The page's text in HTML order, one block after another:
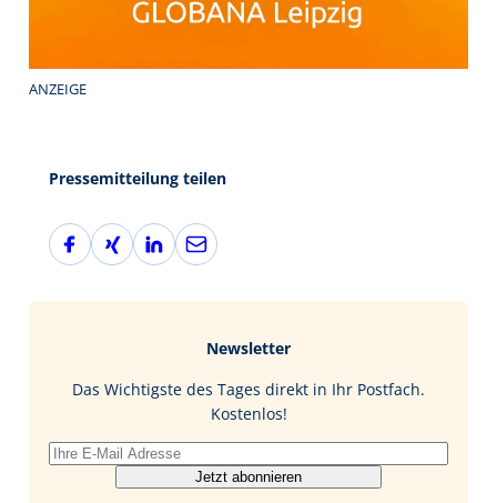
ANZEIGE
Pressemitteilung teilen
F
a
X
i
L
i
I
E
-
Newsletter
Das Wichtigste des Tages direkt in Ihr Postfach.
Kostenlos!
Jetzt abonnieren